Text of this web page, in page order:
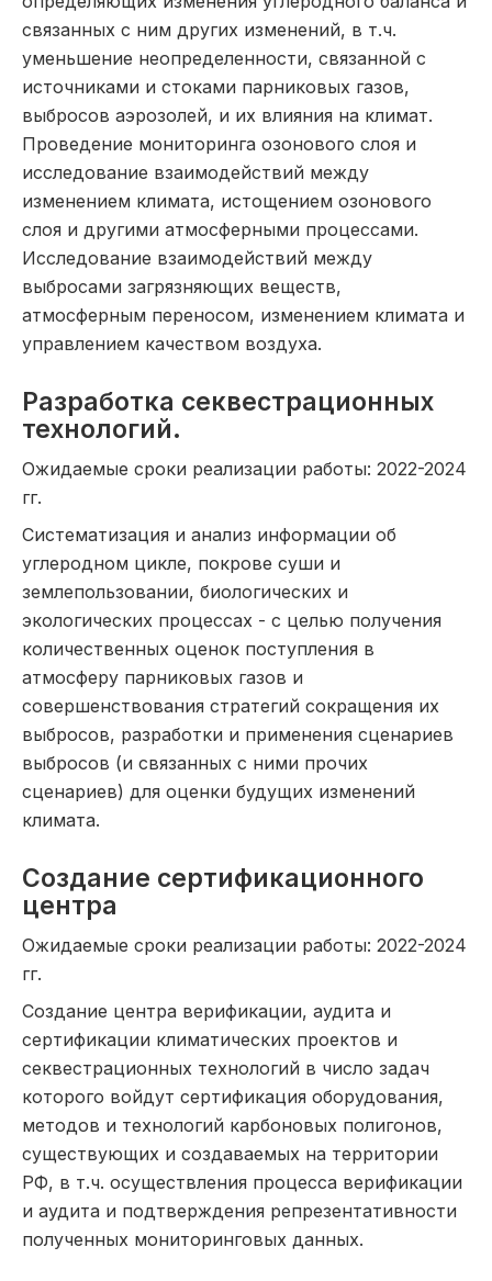
связанных с ним других изменений, в т.ч.
уменьшение неопределенности, связанной с
источниками и стоками парниковых газов,
выбросов аэрозолей, и их влияния на климат.
Проведение мониторинга озонового слоя и
исследование взаимодействий между
изменением климата, истощением озонового
слоя и другими атмосферными процессами.
Исследование взаимодействий между
выбросами загрязняющих веществ,
атмосферным переносом, изменением климата и
управлением качеством воздуха.
Разработка секвестрационных
технологий.
Ожидаемые сроки реализации работы: 2022-2024
гг.
Систематизация и анализ информации об
углеродном цикле, покрове суши и
землепользовании, биологических и
экологических процессах - с целью получения
количественных оценок поступления в
атмосферу парниковых газов и
совершенствования стратегий сокращения их
выбросов, разработки и применения сценариев
выбросов (и связанных с ними прочих
сценариев) для оценки будущих изменений
климата.
Создание сертификационного
центра
Ожидаемые сроки реализации работы: 2022-2024
гг.
Создание центра верификации, аудита и
сертификации климатических проектов и
секвестрационных технологий в число задач
которого войдут сертификация оборудования,
методов и технологий карбоновых полигонов,
существующих и создаваемых на территории
РФ, в т.ч. осуществления процесса верификации
и аудита и подтверждения репрезентативности
полученных мониторинговых данных.